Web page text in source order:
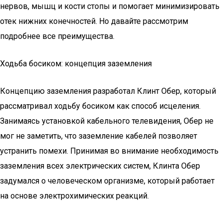
нервов, мышц и кости стопы и помогает минимизировать
отек нижних конечностей. Но давайте рассмотрим
подробнее все преимущества.
Ходьба босиком: концепция заземления
Концепцию заземления разработал Клинт Обер, который
рассматривал ходьбу босиком как способ исцеления.
Занимаясь установкой кабельного телевидения, Обер не
мог не заметить, что заземление кабелей позволяет
устранить помехи. Принимая во внимание необходимость
заземления всех электрических систем, Клинта Обер
задумался о человеческом организме, который работает
на основе электрохимических реакций.